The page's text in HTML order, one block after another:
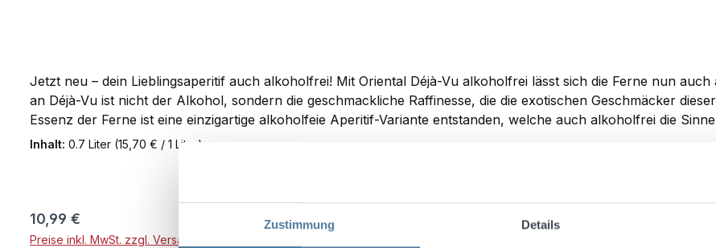
Zustimmung Details
Jetzt neu – dein Lieblingsaperitif auch alkoholfrei! Mit Oriental Déjà-Vu alkoholfrei lässt sich die Ferne nun
an Déjà-Vu ist nicht der Alkohol, sondern die geschmackliche Raffinesse, die die exotischen Geschmäcker
Essenz der Ferne ist eine einzigartige alkoholfeie Aperitif-Variante entstanden, welche auch alkoholfrei die
Ferne
Inhalt: 0.7 Liter (15,70 € / 1 Liter)
Regulärer Preis:
10,99 €
Preise inkl. MwSt. zzgl. Versandkosten